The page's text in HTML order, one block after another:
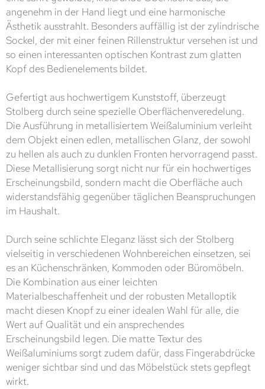
angenehm in der Hand liegt und eine harmonische
Ästhetik ausstrahlt. Besonders auffällig ist der zylindrische
Sockel, der mit einer feinen Rillenstruktur versehen ist und
so einen interessanten optischen Kontrast zum glatten
Kopf des Bedienelements bildet.
Gefertigt aus hochwertigem Kunststoff, überzeugt
Stolberg durch seine spezielle Oberflächenveredelung.
Die Ausführung in metallisiertem Weißaluminium verleiht
dem Objekt einen edlen, metallischen Glanz, der sowohl
zu hellen als auch zu dunklen Fronten hervorragend passt.
Diese Metallisierung sorgt nicht nur für ein hochwertiges
Erscheinungsbild, sondern macht die Oberfläche auch
widerstandsfähig gegenüber täglichen Beanspruchungen
im Haushalt.
Durch seine schlichte Eleganz lässt sich der Stolberg
vielseitig in verschiedenen Wohnbereichen einsetzen, sei
es an Küchenschränken, Kommoden oder Büromöbeln.
Die Kombination aus einer leichten
Materialbeschaffenheit und der robusten Metalloptik
macht diesen Knopf zu einer idealen Wahl für alle, die
Wert auf Qualität und ein ansprechendes
Erscheinungsbild legen. Die matte Textur des
Weißaluminiums sorgt zudem dafür, dass Fingerabdrücke
weniger sichtbar sind und das Möbelstück stets gepflegt
wirkt.